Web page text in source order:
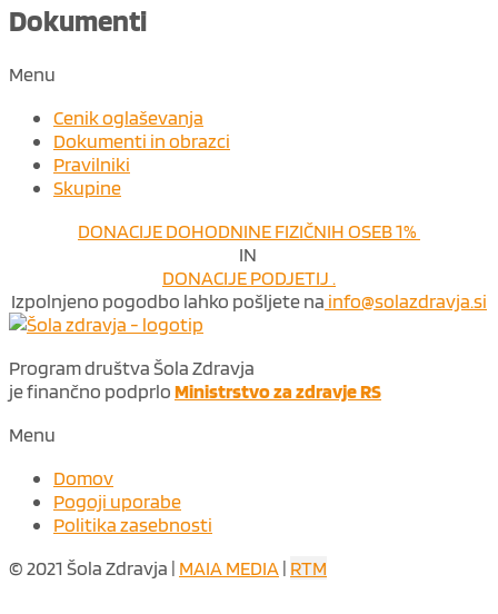
Dokumenti
Menu
Cenik oglaševanja
Dokumenti in obrazci
Pravilniki
Skupine
DONACIJE DOHODNINE FIZIČNIH OSEB 1%
IN
DONACIJE PODJETIJ .
Izpolnjeno pogodbo lahko pošljete na info@solazdravja.si
Program društva Šola Zdravja
je finančno podprloMinistrstvo za zdravje RS
Menu
Domov
Pogoji uporabe
Politika zasebnosti
© 2021 Šola Zdravja | MAIA MEDIA| RTM